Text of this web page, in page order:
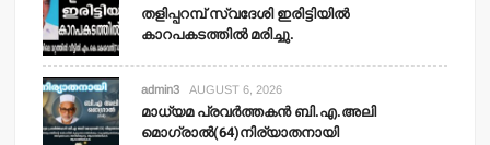
തളിപ്പറമ്പ് സ്വദേശി ഇരിട്ടിയില്‍
കാറപകടത്തില്‍ മരിച്ചു.
admin3 AUGUST 6, 2026
മാധ്യമ പ്രവര്‍ത്തകന്‍ ബി.എ.അലി
മൊഗ്രാല്‍(64)നിര്യാതനായി